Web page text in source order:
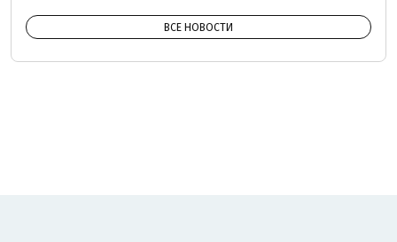
ВСЕ НОВОСТИ